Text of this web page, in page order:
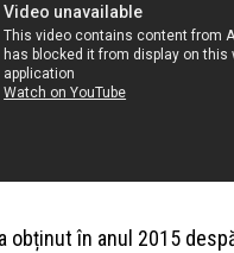
obținut în anul 2015